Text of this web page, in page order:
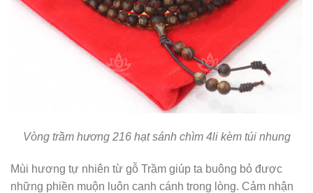
Vòng trầm hương 216 hạt sánh chìm 4li kèm túi nhung
Mùi hương tự nhiên từ gỗ Trầm giúp ta buông bỏ được
những phiền muộn luôn canh cánh trong lòng. Cảm nhận